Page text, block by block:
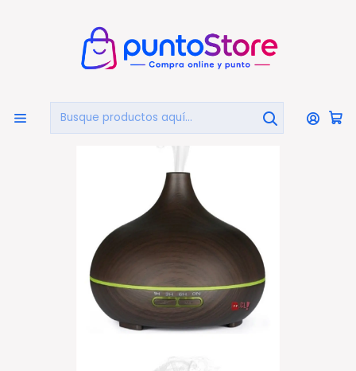
Inicio HOGAR Y DECORACIÓN
Difusores Y Aromatizadores
Humidificador Y Difusor De Aromas 300ml Madera